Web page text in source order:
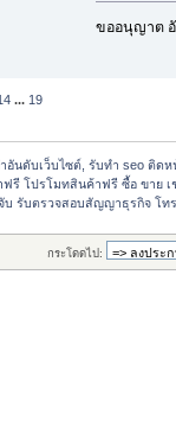
ขออนุญาต
... 19
อันดับเว็บไซต์, รับทำ seo ติดห
รี โปรโมทสินค้าฟรี ซื้อ ขาย เ
รับตรวจสอบสัญญาธุรกิจ โทร
กระโดดไป: